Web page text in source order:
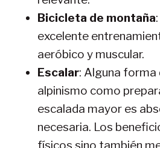
Bicicleta de montaña
excelente
aeróbico y muscular.
Escalar: Alguna forma
alpinismo como
escalada mayor es
necesaria. Los
físicos sino también